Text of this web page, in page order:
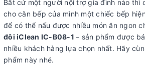
Bất cứ một người nội trợ gia đình nào thì
cho căn bếp của mình một chiếc bếp
để có thể nấu được nhiều món ăn ngon
đôi iClean IC-B08-1 – sản phẩm được
nhiều khách hàng lựa chọn nhất. Hãy
phẩm này nhé.